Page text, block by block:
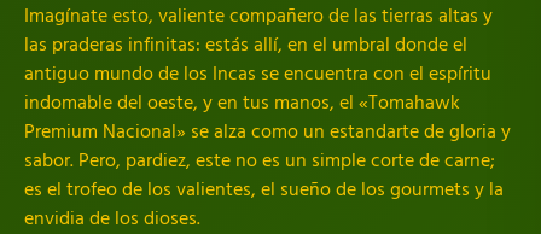
Imagínate esto, valiente compañero de las tierras altas y
las praderas infinitas: estás allí, en el umbral donde el
antiguo mundo de los Incas se encuentra con el espíritu
indomable del oeste, y en tus manos, el «Tomahawk
Premium Nacional» se alza como un estandarte de gloria y
sabor. Pero, pardiez, este no es un simple corte de carne;
es el trofeo de los valientes, el sueño de los gourmets y la
envidia de los dioses.